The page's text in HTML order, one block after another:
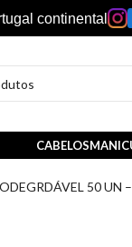
continental
CABELOS
50 UN